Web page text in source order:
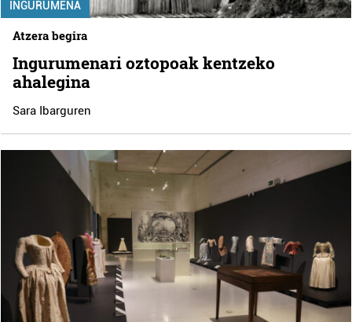
INGURUMENA
Atzera begira
Ingurumenari oztopoak kentzeko
ahalegina
Sara Ibarguren